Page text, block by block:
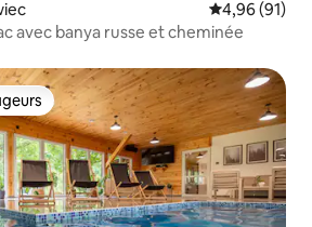
Évaluation
4,96 (91)
avec banya russe et cheminée